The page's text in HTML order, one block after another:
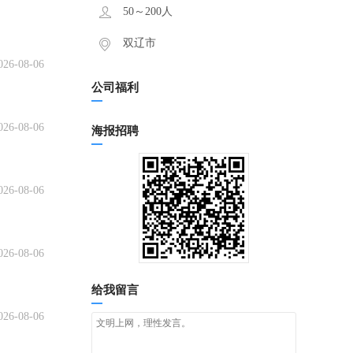
08-06
08-06
08-06
08-06
08-06
50～200人
双辽市
公司福利
海报招聘
给我留言